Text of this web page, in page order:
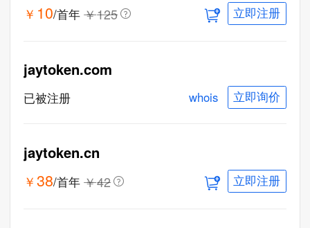
￥ 10/首年 ￥125 立即注册
jaytoken.com
已被注册 whois 立即询价
jaytoken.cn
￥ 38/首年 ￥42 立即注册